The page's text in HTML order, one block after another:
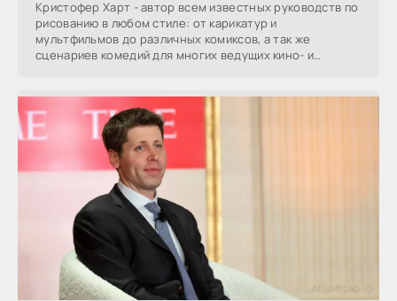
Кристофер Харт - автор всем известных руководств по
рисованию в любом стиле: от карикатур и
мультфильмов до различных комиксов, а так же
сценариев комедий для многих ведущих кино- и